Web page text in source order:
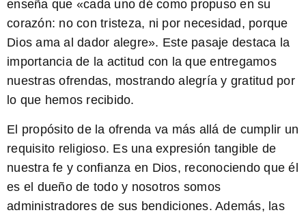
enseña que «cada uno dé como propuso en su
corazón: no con tristeza, ni por necesidad, porque
Dios ama al dador alegre». Este pasaje destaca la
importancia de la actitud con la que entregamos
nuestras ofrendas, mostrando alegría y gratitud por
lo que hemos recibido.
El propósito de la ofrenda va más allá de cumplir un
requisito religioso. Es una expresión tangible de
nuestra fe y confianza en Dios, reconociendo que él
es el dueño de todo y nosotros somos
administradores de sus bendiciones. Además, las